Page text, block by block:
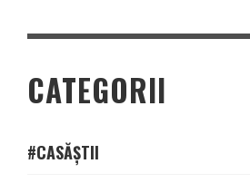
CATEGORII
#CASĂȘTII